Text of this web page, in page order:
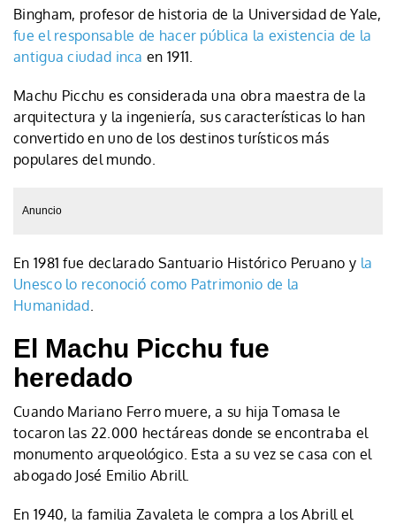
Bingham, profesor de historia de la Universidad de Yale,
fue el responsable de hacer pública la existencia de la
antigua ciudad inca en 1911.
Machu Picchu es considerada una obra maestra de la
arquitectura y la ingeniería, sus características lo han
convertido en uno de los destinos turísticos más
populares del mundo.
Anuncio
En 1981 fue declarado Santuario Histórico Peruano y la
Unesco lo reconoció como Patrimonio de la
Humanidad
El Machu Picchu fue
heredado
Cuando Mariano Ferro muere, a su hija Tomasa le
tocaron las 22.000 hectáreas donde se encontraba el
monumento arqueológico. Esta a su vez se casa con el
abogado José Emilio Abrill.
En 1940, la familia Zavaleta le compra a los Abrill el